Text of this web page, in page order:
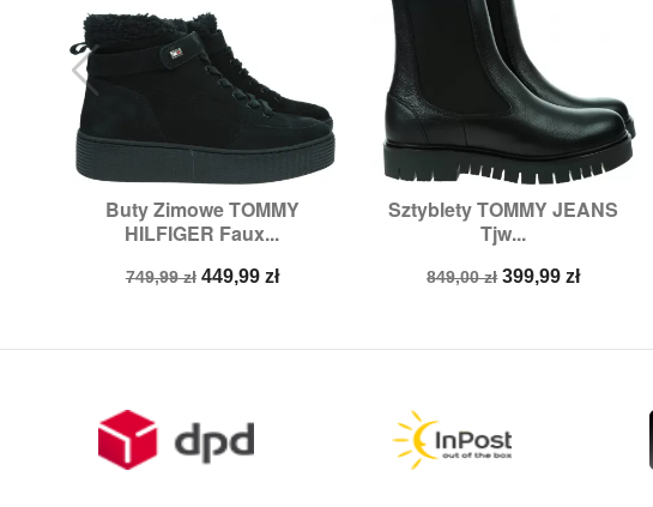
Buty Zimowe TOMMY
HILFIGER Faux...
Cena
749,99 zł Cena
449,99 zł
Szybki podgląd
Rozmiary:40,41
Sztyblety TOMMY JEANS
Tjw...
Cena
849,00 zł Cena
399,99 zł
Szybki podgląd
Rozmiary:36,